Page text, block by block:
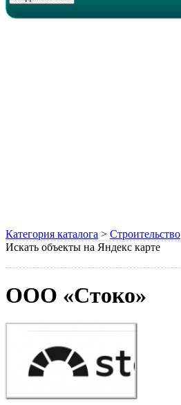
Категория каталога > Строительство
Искать объекты на Яндекс карте
ООО «Стоко»